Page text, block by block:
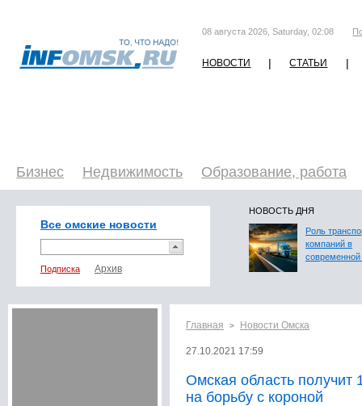
08 августа 2026, Saturday, 02:08
НОВОСТИ | СТАТЬИ |
Бизнес Недвижимость Образование, работа
Все омские новости
Подписка
НОВОСТЬ ДНЯ
Роль
компаний в
современной
Главная > Новости Омска
27.10.2021 17:59
Омская область получит
на борьбу с короной